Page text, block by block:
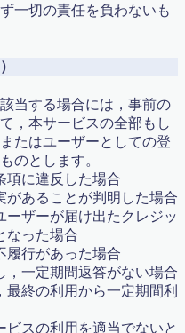
一切の責任を負わないも
当する場合には，事前の
，本サービスの全部もし
たはユーザーとしての登
のとします。
項に違反した場合
があることが判明した場合
ーザーが届け出たクレジッ
なった場合
履行があった場合
，一定期間返答がない場合
終の利用から一定期間利
ビスの利用を適当でないと